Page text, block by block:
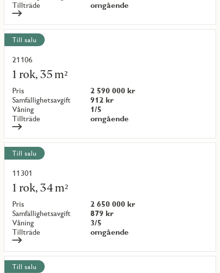
Tillträde
omgående
Till salu
21106
1 rok, 35 m²
Pris
2 590 000 kr
Samfällighetsavgift
912 kr
Våning
1/5
Tillträde
omgående
Läs
mer
om
objekt
{objectNumber}
Till salu
11301
1 rok, 34 m²
Pris
2 650 000 kr
Samfällighetsavgift
879 kr
Våning
3/5
Tillträde
omgående
Läs
mer
om
objekt
{objectNumber}
Till salu